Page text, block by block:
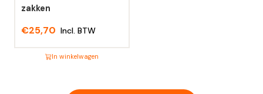
productpagina
zakken
€25,70 Incl. BTW
In winkelwagen